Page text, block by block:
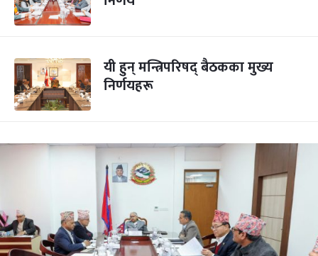
यी हुन् मन्त्रिपरिषद् बैठकका मुख्य
निर्णयहरू